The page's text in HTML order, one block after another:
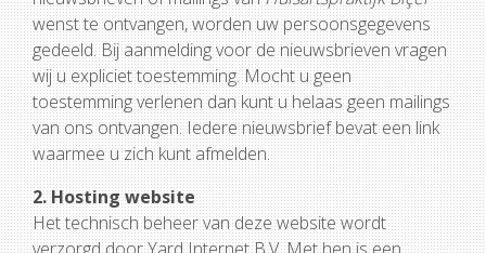
wenst te ontvangen, worden uw persoonsgegevens
gedeeld. Bij aanmelding voor de nieuwsbrieven vragen
wij u expliciet toestemming. Mocht u geen
toestemming verlenen dan kunt u helaas geen mailings
van ons ontvangen. Iedere nieuwsbrief bevat een link
waarmee u zich kunt afmelden.
2. Hosting website
Het technisch beheer van deze website wordt